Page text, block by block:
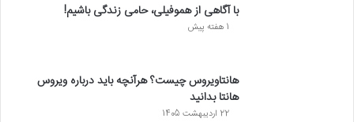
با آگاهی از هموفیلی، حامی زندگی باشیم!
1 هفته پیش
هانتاویروس چیست؟ هرآنچه باید درباره ویروس
هانتا بدانید
22 اردیبهشت 1405